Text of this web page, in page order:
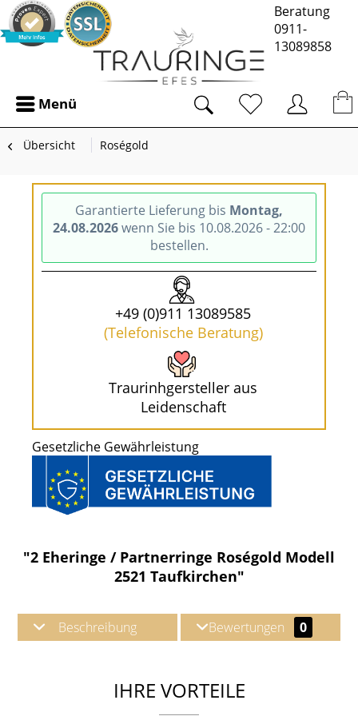
Beratung
0911-
13089858
Menü
Übersicht Roségold
Garantierte Lieferung bis Montag,
24.08.2026wenn Sie bis 10.08.2026 - 22:00
bestellen.
+49 (0)911 13089585
(Telefonische Beratung)
Traurinhgersteller aus
Leidenschaft
Gesetzliche Gewährleistung
"2 Eheringe / Partnerringe Roségold Modell
2521 Taufkirchen"
Beschreibung Bewertungen 0
IHRE VORTEILE